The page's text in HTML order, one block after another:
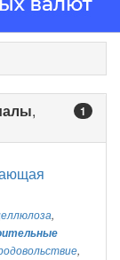
1
,
,
,